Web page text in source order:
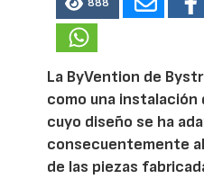
888
La ByVention de
como una
cuyo diseño se ha
consecuentemente
de las piezas